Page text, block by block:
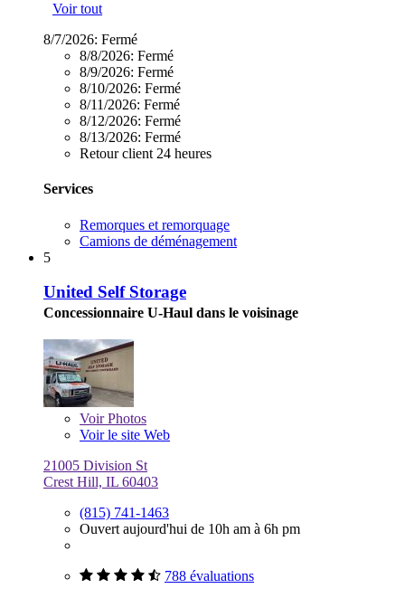
Voir tout
8/7/2026: Fermé
8/8/2026: Fermé
8/9/2026: Fermé
8/10/2026: Fermé
8/11/2026: Fermé
8/12/2026: Fermé
8/13/2026: Fermé
Retour client 24 heures
Services
Remorques et remorquage
Camions de déménagement
5
United Self Storage
Concessionnaire U-Haul dans le voisinage
VoirPhotos
Voir le site Web
21005 Division St
Crest Hill, IL 60403
(815) 741-1463
Ouvert aujourd'hui de 10h am à 6h pm
788 évaluations